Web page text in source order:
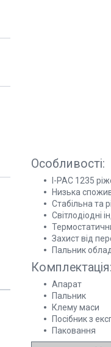
Особливості:
I-PAC 1235
Низька
Стабільна та
Світлодіодні
Захист від
Пальник
Комплектація:
Апарат
Пальник
Клему маси
Посібник з
Паковання